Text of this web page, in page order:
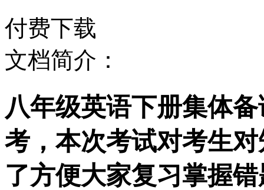
付费下载
文档简介：
八年级英语下册集体
考，本次考试对考生
了方便大家复习掌握